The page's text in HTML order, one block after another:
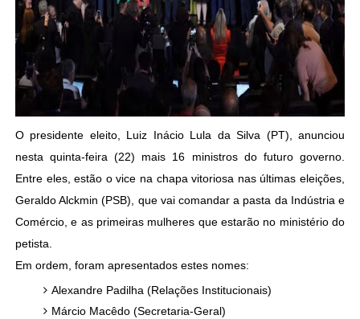
O presidente eleito, Luiz Inácio Lula da Silva (PT), anunciou
nesta quinta-feira (22) mais 16 ministros do futuro governo.
Entre eles, estão o vice na chapa vitoriosa nas últimas eleições,
Geraldo Alckmin (PSB), que vai comandar a pasta da Indústria e
Comércio, e as primeiras mulheres que estarão no ministério do
petista.
Em ordem, foram apresentados estes nomes:
Alexandre Padilha (Relações Institucionais)
Márcio Macêdo (Secretaria-Geral)